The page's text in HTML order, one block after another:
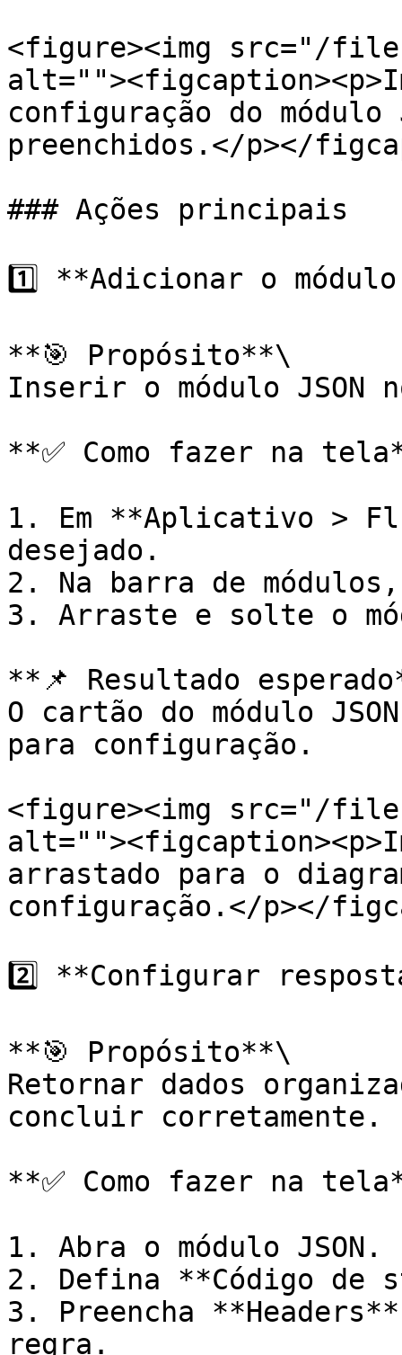
<figure><img src="/
configuração do módulo
preenchidos.</p></
### Ações principais
1️⃣ **Adicionar o
**🎯 Propósito**\
Inserir o módulo
**✅ Como fazer na
1. Em **Aplicativo >
desejado.
2. Na barra de
3. Arraste e solte o
**📌 Resultado
O cartão do módulo
para configuração.
<figure><img src="/files/
arrastado para o
configuração.</p></
2️⃣ **Configurar
**🎯 Propósito**\
Retornar dados
concluir corretamente.
**✅ Como fazer na
1. Abra o módulo JSON.
2. Defina **Código de
3. Preencha
regra.